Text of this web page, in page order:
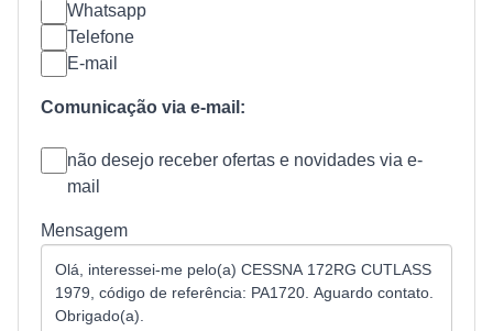
Whatsapp
Telefone
E-mail
Comunicação via e-mail:
não desejo receber ofertas e novidades via e-
mail
Mensagem